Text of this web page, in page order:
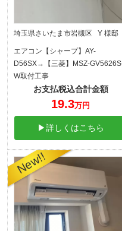
埼玉県さいたま市岩槻区 Y 様邸
エアコン【シャープ】AY-
D56SX→【三菱】MSZ-
W取付工事
お支払税込合計金額
19.3万円
▶詳しくはこちら